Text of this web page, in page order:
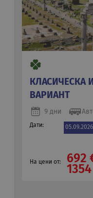
КЛАСИЧЕСКА
ВАРИАНТ
9 дни
Дати: 05.09.2026
На цени от:
692